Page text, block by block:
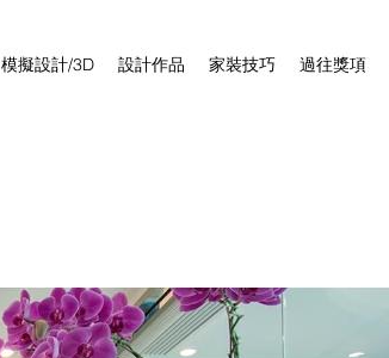
模擬設計/3D 設計作品 家裝技巧 過往獎項